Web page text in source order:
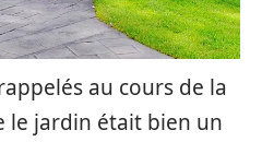
au cours de la
le jardin était bien un